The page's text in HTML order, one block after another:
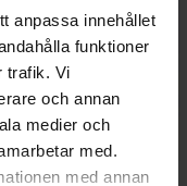
anpassa innehållet
funktioner
trafik. Vi
och annan
medier och
med.
med annan